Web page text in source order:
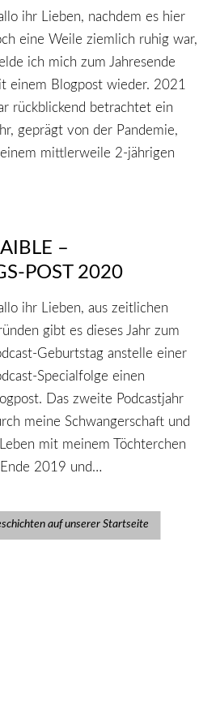
ihr Lieben, nachdem es hier
eine Weile ziemlich ruhig war,
ich mich zum Jahresende
einem Blogpost wieder. 2021
rückblickend betrachtet ein
geprägt von der Pandemie,
mittlerweile 2-jährigen
–
POST 2020
ihr Lieben, aus zeitlichen
gibt es dieses Jahr zum
Geburtstag anstelle einer
Specialfolge einen
Das zweite Podcastjahr
meine Schwangerschaft und
mit meinem Töchterchen
2019 und…
auf unserer Startseite